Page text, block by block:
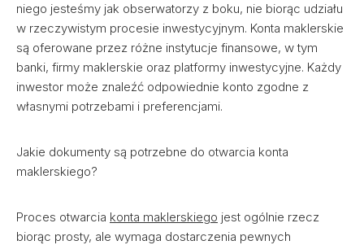
niego jesteśmy jak obserwatorzy z boku, nie biorąc udziału
w rzeczywistym procesie inwestycyjnym. Konta maklerskie
są oferowane przez różne instytucje finansowe, w tym
banki, firmy maklerskie oraz platformy inwestycyjne. Każdy
inwestor może znaleźć odpowiednie konto zgodne z
własnymi potrzebami i preferencjami.
Jakie dokumenty są potrzebne do otwarcia konta
maklerskiego?
Proces otwarcia konta maklerskiego jest ogólnie rzecz
biorąc prosty, ale wymaga dostarczenia pewnych